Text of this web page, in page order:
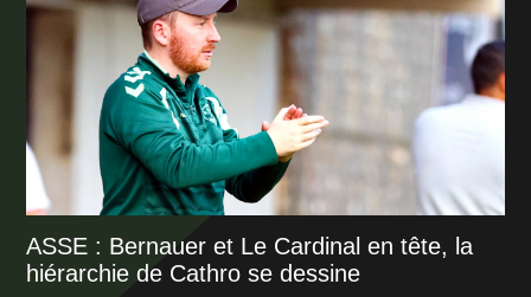
ASSE : Bernauer et Le Cardinal en tête, la
hiérarchie de Cathro se dessine